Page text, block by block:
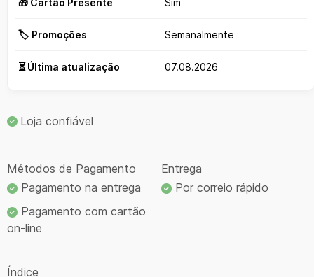
🎁 Cartão Presente Sim
🏷️ Promoções Semanalmente
⏳ Última atualização 07.08.2026
Loja confiável
Métodos de Pagamento
Pagamento na entrega
Pagamento com cartão
on-line
Entrega
Por correio rápido
Índice